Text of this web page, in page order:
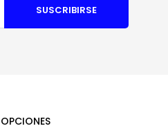
SUSCRIBIRSE
OPCIONES